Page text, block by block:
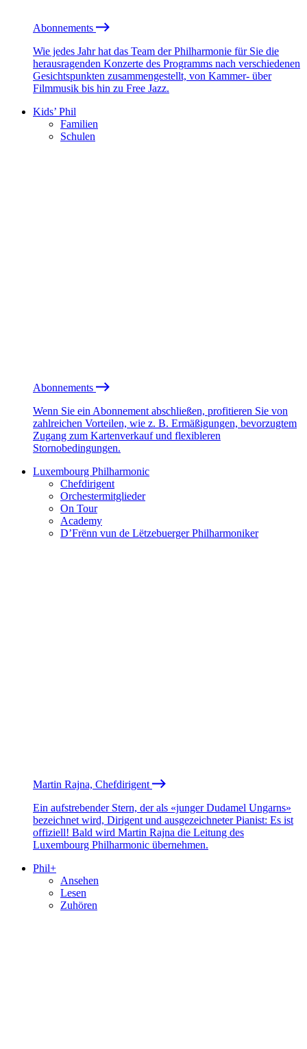
Abonnements
Wie jedes Jahr hat das Team der Philharmonie für Sie die
herausragenden Konzerte des Programms nach verschiedenen
Gesichtspunkten zusammengestellt, von Kammer- über
Filmmusik bis hin zu Free Jazz.
Kids’ Phil
Familien
Schulen
Abonnements
Wenn Sie ein Abonnement abschließen, profitieren Sie von
zahlreichen Vorteilen, wie z. B. Ermäßigungen, bevorzugtem
Zugang zum Kartenverkauf und flexibleren
Stornobedingungen.
Luxembourg Philharmonic
Chefdirigent
Orchestermitglieder
On Tour
Academy
D’Frënn vun de Lëtzebuerger Philharmoniker
Martin Rajna, Chefdirigent
Ein aufstrebender Stern, der als «junger Dudamel Ungarns»
bezeichnet wird, Dirigent und ausgezeichneter Pianist: Es ist
offiziell! Bald wird Martin Rajna die Leitung des
Luxembourg Philharmonic übernehmen.
Phil+
Ansehen
Lesen
Zuhören